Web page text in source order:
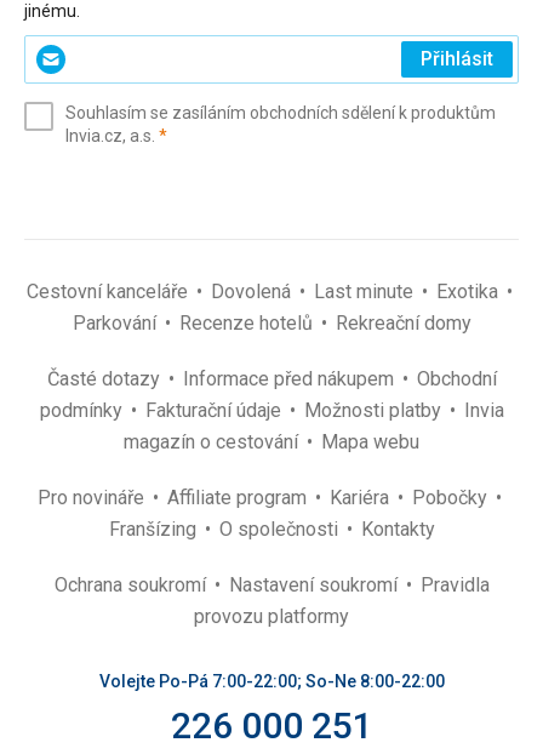
jinému.
Zadejte
svůj
(povinné)
Přihlásit
Souhlasím se zasíláním obchodních sdělení k produktům
Invia.cz, a.s. *(povinné)
Cestovní kanceláře Dovolená Last minute
Exotika
Parkování
Recenze hotelů Rekreační domy
Časté dotazy Informace před nákupem
Obchodní
podmínky
Fakturační údaje Možnosti platby
Invia
magazín o cestování
Mapa webu
Pro novináře Affiliate program Kariéra
Pobočky
Franšízing
O společnosti Kontakty
Ochrana soukromí Nastavení soukromí
Pravidla
provozu platformy
Volejte Po-Pá 7:00-22:00; So-Ne 8:00-22:00
226 000 251